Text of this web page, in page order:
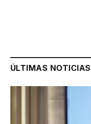
ÚLTIMAS NOTICIAS